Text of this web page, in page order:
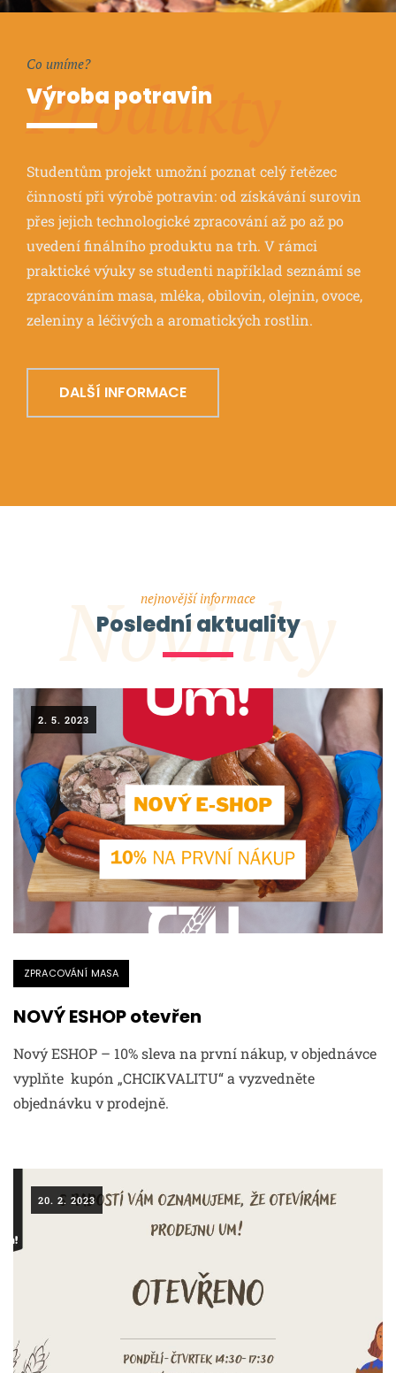
Produkty
Co umíme?
Výroba potravin
Studentům projekt umožní poznat celý řetězec
činností při výrobě potravin: od získávání surovin
přes jejich technologické zpracování až po až po
uvedení finálního produktu na trh. V rámci
praktické výuky se studenti například seznámí se
zpracováním masa, mléka, obilovin, olejnin, ovoce,
zeleniny a léčivých a aromatických rostlin.
DALŠÍ INFORMACE
Novinky
nejnovější informace
Poslední aktuality
2. 5. 2023
ZPRACOVÁNÍ MASA
NOVÝ ESHOP otevřen
Nový ESHOP – 10% sleva na první nákup, v objednávce
vyplňte kupón „CHCIKVALITU“ a vyzvedněte
objednávku v prodejně.
20. 2. 2023